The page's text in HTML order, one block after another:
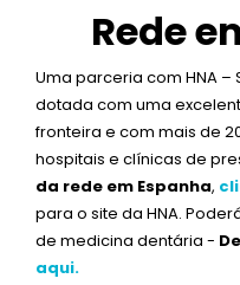
Rede
Uma parceria com HNA –
dotada com uma
fronteira e com mais de
hospitais e clínicas de
da rede em Espanha,
para o site da HNA.
de medicina dentária -
aqui.